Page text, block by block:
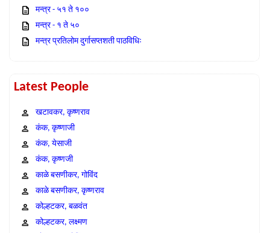
मन्त्र - ५१ ते १००
मन्त्र - १ ते ५०
मन्त्र प्रतिलोम दुर्गासप्तशती पाठविधिः
Latest People
खटावकर, कृष्णराव
कंक, कृष्णाजी
कंक, येसाजी
कंक, कृष्णजी
काळे बसणीकर, गोविंद
काळे बसणीकर, कृष्णराव
कोल्हटकर, बळवंत
कोल्हटकर, लक्ष्मण